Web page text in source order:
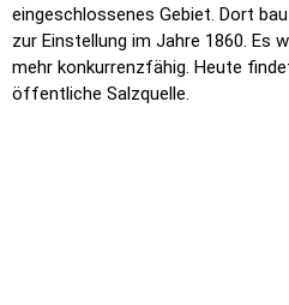
eingeschlossenes Gebiet. Dort
zur Einstellung im Jahre 1860. Es
mehr konkurrenzfähig. Heute
öffentliche Salzquelle.